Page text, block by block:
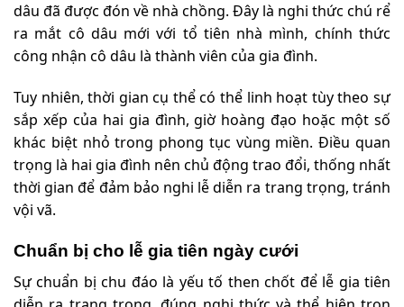
dâu đã được đón về nhà chồng. Đây là nghi thức chú rể
ra mắt cô dâu mới với tổ tiên nhà mình, chính thức
công nhận cô dâu là thành viên của gia đình.
Tuy nhiên, thời gian cụ thể có thể linh hoạt tùy theo sự
sắp xếp của hai gia đình, giờ hoàng đạo hoặc một số
khác biệt nhỏ trong phong tục vùng miền. Điều quan
trọng là hai gia đình nên chủ động trao đổi, thống nhất
thời gian để đảm bảo nghi lễ diễn ra trang trọng, tránh
vội vã.
Chuẩn bị cho lễ gia tiên ngày cưới
Sự chuẩn bị chu đáo là yếu tố then chốt để lễ gia tiên